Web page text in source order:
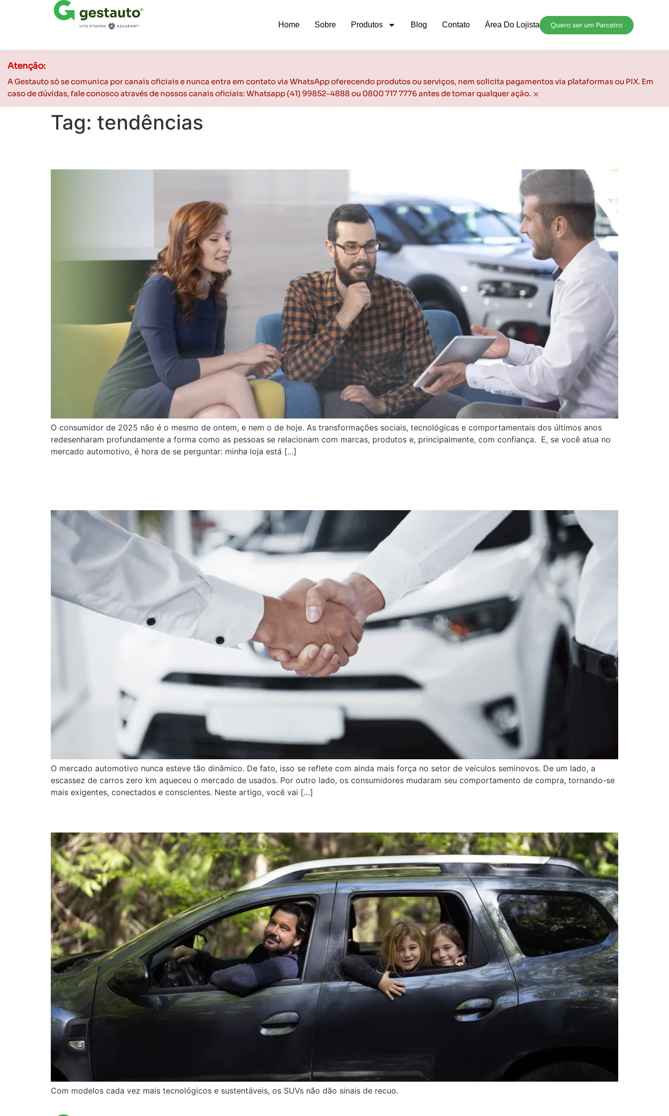
Home Sobre Produtos Blog Contato Área Do Lojista Quero ser um Parceiro
Atenção:
A Gestauto só se comunica por canais oficiais e nunca entra em contato via WhatsApp oferecendo produtos ou serviços, nem solicita pagamentos via plataformas ou PIX. Em
caso de dúvidas, fale conosco através de nossos canais oficiais: Whatsapp (41) 99852-4888 ou 0800 717 7776 antes de tomar qualquer ação. ×
Tag: tendências
O consumidor de 2025 não é o mesmo de ontem, e nem o de hoje. As transformações sociais, tecnológicas e comportamentais dos últimos anos
redesenharam profundamente a forma como as pessoas se relacionam com marcas, produtos e, principalmente, com confiança. E, se você atua no
mercado automotivo, é hora de se perguntar: minha loja está […]
O mercado automotivo nunca esteve tão dinâmico. De fato, isso se reflete com ainda mais força no setor de veículos seminovos. De um lado, a
escassez de carros zero km aqueceu o mercado de usados. Por outro lado, os consumidores mudaram seu comportamento de compra, tornando-se
mais exigentes, conectados e conscientes. Neste artigo, você vai […]
Com modelos cada vez mais tecnológicos e sustentáveis, os SUVs não dão sinais de recuo.